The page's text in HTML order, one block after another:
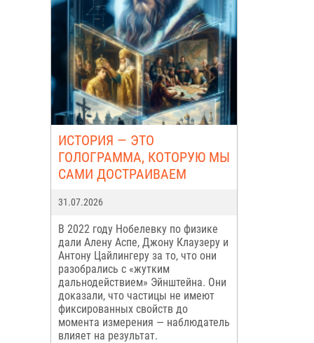
ИСТОРИЯ — ЭТО
ГОЛОГРАММА, КОТОРУЮ МЫ
САМИ ДОСТРАИВАЕМ
31.07.2026
В 2022 году Нобелевку по физике
дали Алену Аспе, Джону Клаузеру и
Антону Цайлингеру за то, что они
разобрались с «жутким
дальнодействием» Эйнштейна. Они
доказали, что частицы не имеют
фиксированных свойств до
момента измерения — наблюдатель
влияет на результат.